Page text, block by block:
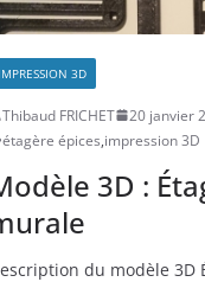
IMPRESSION 3D
Thibaud FRICHET 20 janvier
étagère épices,impression 3D
3D :
du modèle 3D